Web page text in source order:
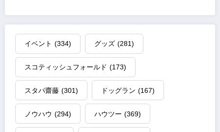
イベント (334) グッズ (281)
スコティッシュフォールド (173)
スタパ齋藤 (301) ドッグラン (167)
ノウハウ (294) ハウツー (369)